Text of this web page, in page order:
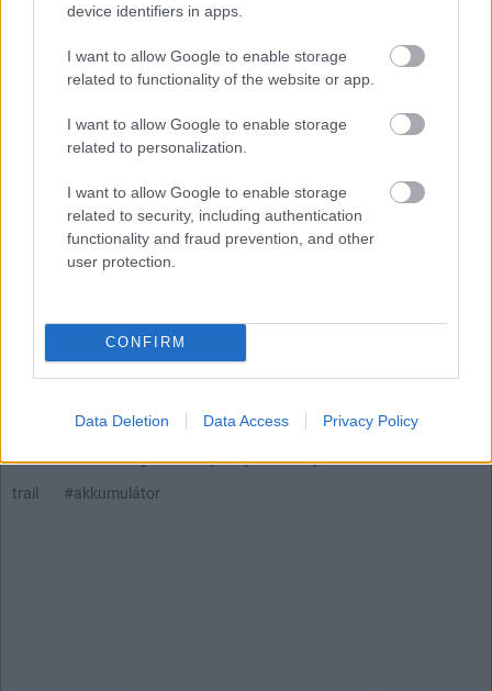
device identifiers in apps.
I want to allow Google to enable storage
related to functionality of the website or app.
I want to allow Google to enable storage
related to personalization.
I want to allow Google to enable storage
related to security, including authentication
functionality and fraud prevention, and other
user protection.
CONFIRM
Data Deletion Data Access Privacy Policy
A Townstar a Nissan kishaszongépjárműveinek legújabb
A Townstar a Nissan kishaszongépjárműveinek legújabb
modelljeként érkezik (Fotó: Nissan)
2022-ben bemutatkozik a Nissan teljesen elektromos,
kompakt haszongépjármű-kínálatának következő
generációja, a vadonatújTownstar. A kisáruszállító
teljesen elektromos hajtáslánccal, a WLTP kombinált
ciklusban 300 km-es hatótávval, 22 kW-os AC, 75 kW-os
több mint 20 technológiai funkcióval rendelkezik.
#elektromos autó #elektromos hajtás
#nissan
#e-mobilitás
#juke #qashqai #ariya #townstar
#x-
trail
#akkumulátor